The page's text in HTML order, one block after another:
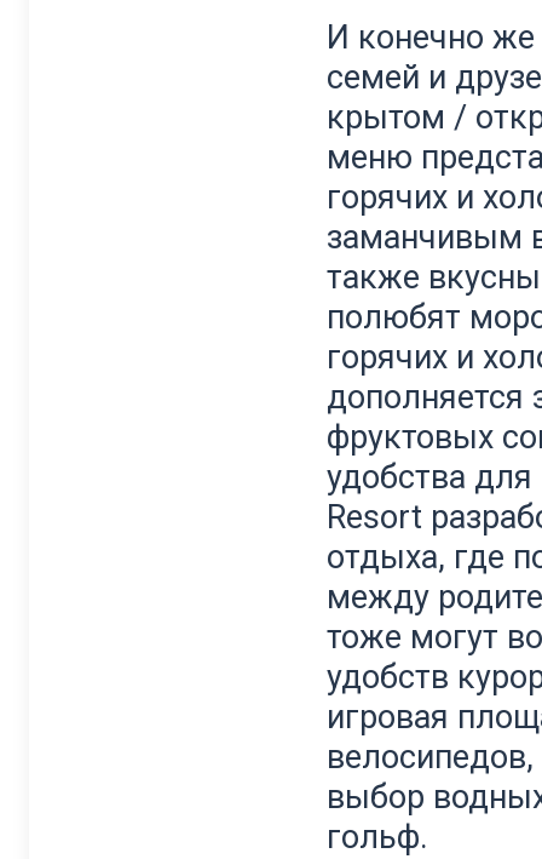
И конечно же
семей и
крытом /
меню
горячих и
заманчивым
также
полюбят
горячих и
фруктовых
удобства
Resort
отдыха, где
между
тоже могут
удобств
игровая
выбор
гольф.